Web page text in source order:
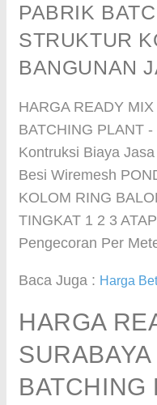
PABRIK
STRUKTUR
BANGUNAN
HARGA READY
BATCHING PLANT
Kontruksi Biaya
Besi Wiremesh
KOLOM RING
TINGKAT 1 2 3
Pengecoran Per
Baca Juga : Harga
HARGA
BATCHING